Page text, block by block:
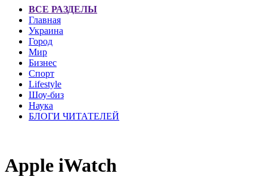
ВСЕ РАЗДЕЛЫ
Главная
Украина
Город
Мир
Бизнес
Спорт
Lifestyle
Шоу-биз
Наука
БЛОГИ ЧИТАТЕЛЕЙ
Apple iWatch